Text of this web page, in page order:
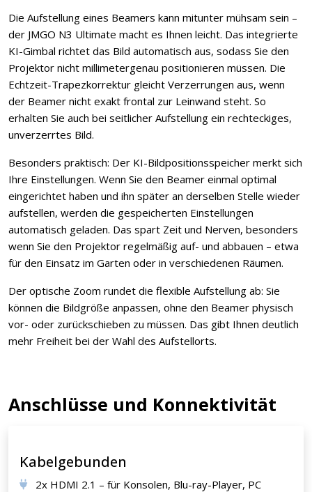
Die Aufstellung eines Beamers kann mitunter mühsam sein –
der JMGO N3 Ultimate macht es Ihnen leicht. Das integrierte
KI-Gimbal richtet das Bild automatisch aus, sodass Sie den
Projektor nicht millimetergenau positionieren müssen. Die
Echtzeit-Trapezkorrektur gleicht Verzerrungen aus, wenn
der Beamer nicht exakt frontal zur Leinwand steht. So
erhalten Sie auch bei seitlicher Aufstellung ein rechteckiges,
unverzerrtes Bild.
Besonders praktisch: Der KI-Bildpositionsspeicher merkt sich
Ihre Einstellungen. Wenn Sie den Beamer einmal optimal
eingerichtet haben und ihn später an derselben Stelle wieder
aufstellen, werden die gespeicherten Einstellungen
automatisch geladen. Das spart Zeit und Nerven, besonders
wenn Sie den Projektor regelmäßig auf- und abbauen – etwa
für den Einsatz im Garten oder in verschiedenen Räumen.
Der optische Zoom rundet die flexible Aufstellung ab: Sie
können die Bildgröße anpassen, ohne den Beamer physisch
vor- oder zurückschieben zu müssen. Das gibt Ihnen deutlich
mehr Freiheit bei der Wahl des Aufstellorts.
Anschlüsse und Konnektivität
Kabelgebunden
2x HDMI 2.1 – für Konsolen, Blu-ray-Player, PC